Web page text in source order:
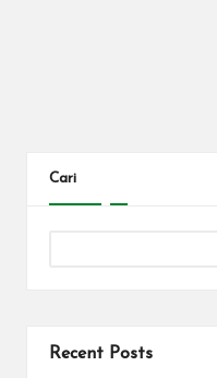
Cari
Recent Posts